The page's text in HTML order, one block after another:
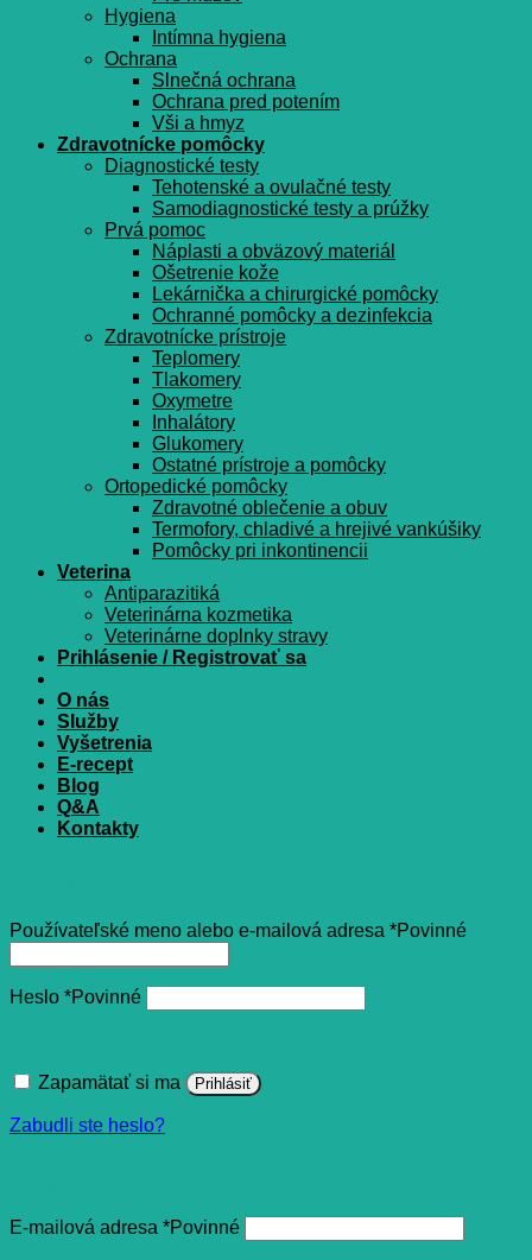
Hygiena
Intímna hygiena
Ochrana
Slnečná ochrana
Ochrana pred potením
Vši a hmyz
Zdravotnícke pomôcky
Diagnostické testy
Tehotenské a ovulačné testy
Samodiagnostické testy a prúžky
Prvá pomoc
Náplasti a obväzový materiál
Ošetrenie kože
Lekárnička a chirurgické pomôcky
Ochranné pomôcky a dezinfekcia
Zdravotnícke prístroje
Teplomery
Tlakomery
Oxymetre
Inhalátory
Glukomery
Ostatné prístroje a pomôcky
Ortopedické pomôcky
Zdravotné oblečenie a obuv
Termofory, chladivé a hrejivé vankúšiky
Pomôcky pri inkontinencii
Veterina
Antiparazitiká
Veterinárna kozmetika
Veterinárne doplnky stravy
Prihlásenie / Registrovať sa
O nás
Služby
Vyšetrenia
E-recept
Blog
Q&A
Kontakty
Používateľské meno alebo e-mailová adresa *Povinné
Heslo *Povinné
Zapamätať si ma Prihlásiť
Zabudli ste heslo?
E-mailová adresa *Povinné